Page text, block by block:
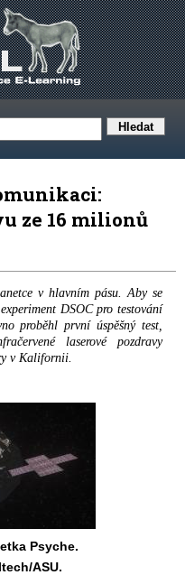
ze 16 milionů
v hlavním pásu. Aby se
DSOC pro testování
proběhl první úspěšný test,
laserové pozdravy
v Kalifornii.
Psyche.
ASU.